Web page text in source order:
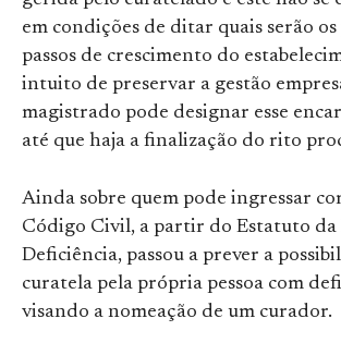
em condições de ditar quais serão
passos de crescimento do
intuito de preservar a gestão
magistrado pode designar esse
até que haja a finalização do rito
Ainda sobre quem pode ingressar
Código Civil, a partir do Estatuto da
Deficiência, passou a prever a
curatela pela própria pessoa com
visando a nomeação de um curador.